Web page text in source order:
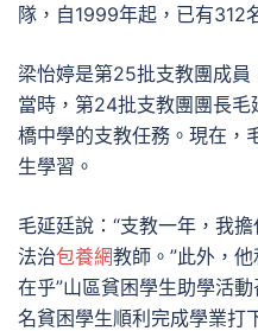
隊，自1999年起，已有312
梁怡婷是第25批支教團成
當時，第24批支教團團長
橋中學的支教任務。現在，
生學習。
毛延廷說：“支教一年，我
法治包養網教師。”此外，
在乎”山區貧困學生助學活
名貧困學生順利完成學業打